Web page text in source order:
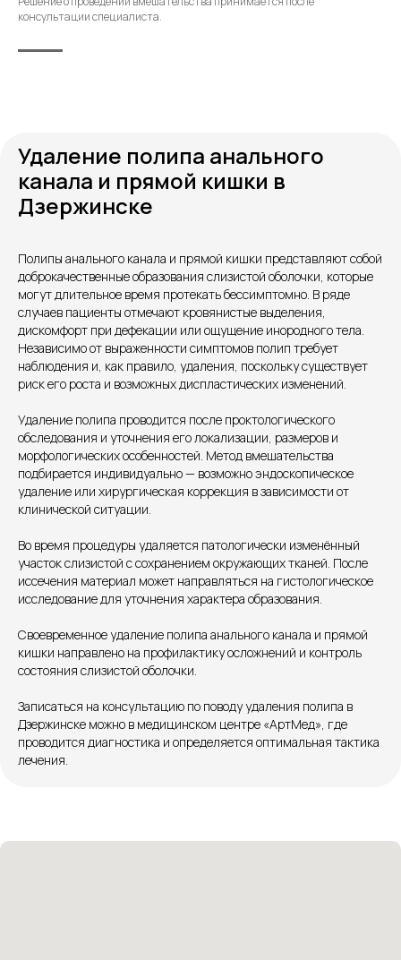
консультации специалиста.
Удаление полипа анального
канала и прямой кишки в
Дзержинске
Полипы анального канала и прямой кишки представляют собой
доброкачественные образования слизистой оболочки, которые
могут длительное время протекать бессимптомно. В ряде
случаев пациенты отмечают кровянистые выделения,
дискомфорт при дефекации или ощущение инородного тела.
Независимо от выраженности симптомов полип требует
наблюдения и, как правило, удаления, поскольку существует
риск его роста и возможных диспластических изменений.
Удаление полипа проводится после проктологического
обследования и уточнения его локализации, размеров и
морфологических особенностей. Метод вмешательства
подбирается индивидуально — возможно эндоскопическое
удаление или хирургическая коррекция в зависимости от
клинической ситуации.
Во время процедуры удаляется патологически изменённый
участок слизистой с сохранением окружающих тканей. После
иссечения материал может направляться на гистологическое
исследование для уточнения характера образования.
Своевременное удаление полипа анального канала и прямой
кишки направлено на профилактику осложнений и контроль
состояния слизистой оболочки.
Записаться на консультацию по поводу удаления полипа в
Дзержинске можно в медицинском центре «АртМед», где
проводится диагностика и определяется оптимальная тактика
лечения.
Контакты
Сб. — с 08:00 до 18:00
Вс. — с 08:00 до 15:00
+7 8313 248 248
Единый номер
Петрищева д.35.пом.3
Патоличева 21Д,П.1
На ремонте
Новый
Согласие на обработку персональных данных
Розыгрыши и актуальные новости
Подписывайся